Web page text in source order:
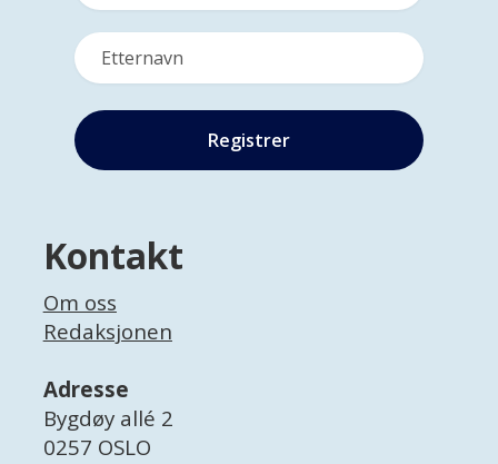
Kontakt
Om oss
Redaksjonen
Adresse
Bygdøy allé 2
0257 OSLO